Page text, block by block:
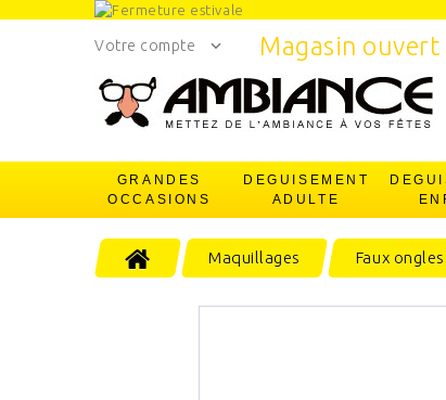
Votre compte Magasin
GRANDES
OCCASIONS
DEGUISEMENT
ADULTE
Maquillages Faux ongles